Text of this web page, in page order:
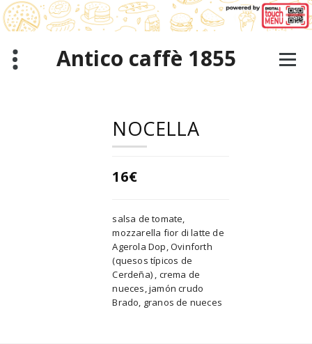
Saltar
al
contenido
Antico caffè 1855
NOCELLA
16€
salsa de tomate,
mozzarella fior di latte de
Agerola Dop, Ovinforth
(quesos típicos de
Cerdeña) , crema de
nueces, jamón crudo
Brado, granos de nueces